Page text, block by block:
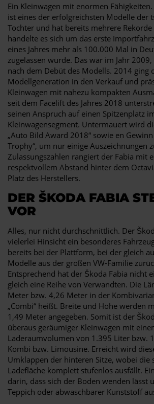
Ein Kleinwagen mit enormen
ist eines der erfolgreichsten Modelle der
Tochter und hat bereits mehrere Rekorde
handelte es sich um das erste
eines Jahres mehr als 100.000 Mal in
zugelassen wurde. Das war im Jahr 2009,
nach dem Debüt des Modells. 2014 ging
Modellgeneration in den Verkauf und
Kleinwagen mit nahezu kompakten
seit dem Facelift des Jahres 2018
seinen Anspruch auf einen Spitzenplatz
Kleinwagensegment. Untermauert wird
„Auto Bild Award 2018“ sowie en
Trophy“, um nur einige Auszeichnungen
Zulassungszahlen rangiert der Fabia mit
respektvollem Abstand hinter dem
Platz des Herstellers.
DER ŠKODA FABIA
VOR
Alles, nur nicht durchschnittlich. Der
vielerlei Hinsicht ein besonderes
bereits bei der Plattform, bei der gleich
Modelle aus der großen VW-Familie
Entsprechend hat der Škoda Fabia nicht
gleich eine Reihe von Verwandten. Die
Meter bzw. 4,26 Meter in der
„Combi“ heißt. Breite und Höhe werden
1,49 Meter angegeben. Somit ist der
überaus geräumiger Kleinwagen mit
Laderaumvolumen von 1.395 Liter bzw.
Kombi bzw. Limousine. Erreicht wird
Umklappen der hinteren Sitze, wobei die
Ladefläche komplett stufenlos ausfällt.
darin, dass sich der Boden wenden lässt
Teppich oder abwaschbarer Kunststoff